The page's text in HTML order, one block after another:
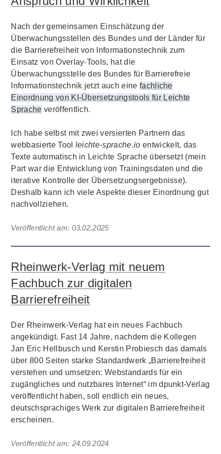
Nach der gemeinsamen Einschätzung der
Überwachungsstellen des Bundes und der Länder für
die Barrierefreiheit von Informationstechnik zum
Einsatz von Overlay-Tools, hat die
Überwachungsstelle des Bundes für Barrierefreie
Informationstechnik jetzt auch eine fachliche
Einordnung von KI-Übersetzungstools für Leichte
Sprache veröffentlich.
Ich habe selbst mit zwei versierten Partnern das
webbasierte Tool leichte-sprache.io entwickelt, das
Texte automatisch in Leichte Sprache übersetzt (mein
Part war die Entwicklung von Trainingsdaten und die
iterative Kontrolle der Übersetzungsergebnisse).
Deshalb kann ich viele Aspekte dieser Einordnung gut
nachvollziehen.
Veröffentlicht am: 03.02.2025
Rheinwerk-Verlag mit neuem
Fachbuch zur digitalen
Barrierefreiheit
Der Rheinwerk-Verlag hat ein neues Fachbuch
angekündigt. Fast 14 Jahre, nachdem die Kollegen
Jan Eric Hellbusch und Kerstin Probiesch das damals
über 800 Seiten starke Standardwerk „Barrierefreiheit
verstehen und umsetzen: Webstandards für ein
zugängliches und nutzbares Internet“ im dpunkt-Verlag
veröffentlicht haben, soll endlich ein neues,
deutschsprachiges Werk zur digitalen Barrierefreiheit
erscheinen.
Veröffentlicht am: 24.09.2024